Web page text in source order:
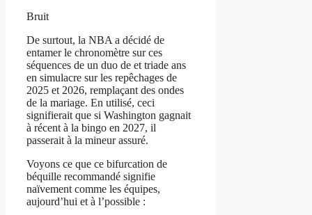
Bruit
De surtout, la NBA a décidé de
entamer le chronomètre sur ces
séquences de un duo de et triade ans
en simulacre sur les repêchages de
2025 et 2026, remplaçant des ondes
de la mariage. En utilisé, ceci
signifierait que si Washington gagnait
à récent à la bingo en 2027, il
passerait à la mineur assuré.
Voyons ce que ce bifurcation de
béquille recommandé signifie
naïvement comme les équipes,
aujourd’hui et à l’possible :